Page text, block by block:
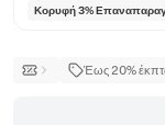
Κορυφή 3%
Έως 20%